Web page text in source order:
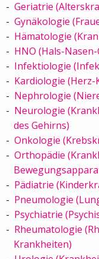
Geriatrie
Gynäkologie
Hämatologie
HNO (Hals-
Infektiologie
Kardiologie
Nephrologie
Neurologie
des Gehirns)
Onkologie
Orthopädie
Pädiatrie
Pneumologie
Psychiatrie
Rheumatologie
Krankheiten)